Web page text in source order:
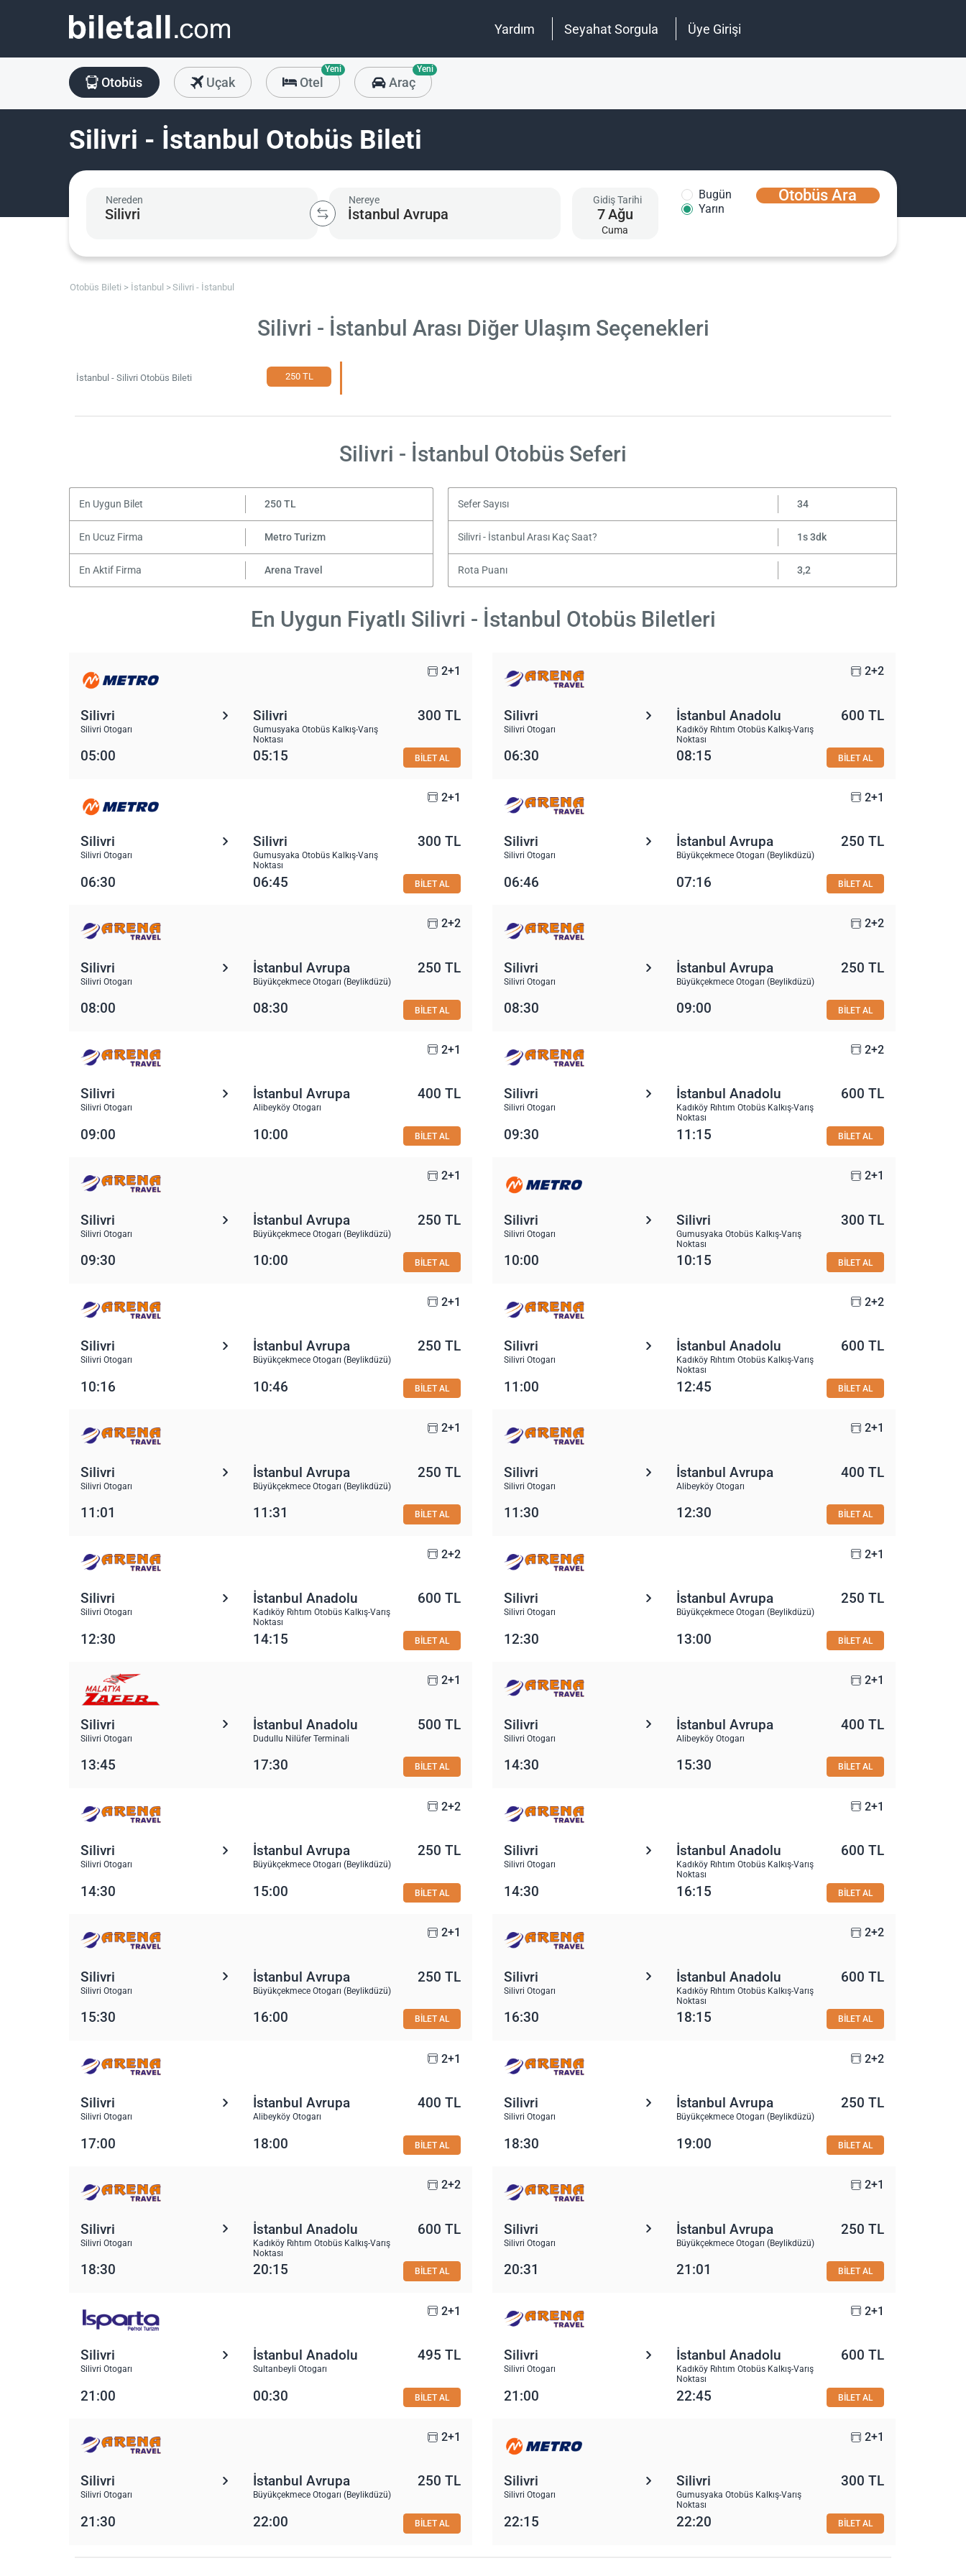
Yardım Seyahat Sorgula Üye Girişi
Otobüs Uçak Otel
Yeni
Araç
Yeni
Silivri - İstanbul Otobüs Bileti
Nereden Nereye Gidiş Tarihi
7Ağu
Cuma
Bugün
Yarın
Otobüs Ara
Otobüs Bileti İstanbul Silivri - İstanbul
Silivri - İstanbul Arası Diğer Ulaşım Seçenekleri
İstanbul - Silivri Otobüs Bileti 250 TL
Silivri - İstanbul Otobüs Seferi
En Uygun Bilet 250 TL Sefer Sayısı 34
En Ucuz Firma Metro Turizm Silivri - İstanbul Arası Kaç Saat? 1s 3dk
En Aktif Firma Arena Travel Rota Puanı 3,2
En Uygun Fiyatlı Silivri - İstanbul Otobüs Biletleri
2+1
Silivri
Silivri Otogarı
Silivri
Gumusyaka Otobüs Kalkış-Varış
Noktası
300 TL
05:00 05:15 BİLET AL
2+2
Silivri
Silivri Otogarı
İstanbul Anadolu
Kadıköy Rıhtım Otobüs Kalkış-Varış
Noktası
600 TL
06:30 08:15 BİLET AL
2+1
Silivri
Silivri Otogarı
Silivri
Gumusyaka Otobüs Kalkış-Varış
Noktası
300 TL
06:30 06:45 BİLET AL
2+1
Silivri
Silivri Otogarı
İstanbul Avrupa
Büyükçekmece Otogarı (Beylikdüzü)
250 TL
06:46 07:16 BİLET AL
2+2
Silivri
Silivri Otogarı
İstanbul Avrupa
Büyükçekmece Otogarı (Beylikdüzü)
250 TL
08:00 08:30 BİLET AL
2+2
Silivri
Silivri Otogarı
İstanbul Avrupa
Büyükçekmece Otogarı (Beylikdüzü)
250 TL
08:30 09:00 BİLET AL
2+1
Silivri
Silivri Otogarı
İstanbul Avrupa
Alibeyköy Otogarı
400 TL
09:00 10:00 BİLET AL
2+2
Silivri
Silivri Otogarı
İstanbul Anadolu
Kadıköy Rıhtım Otobüs Kalkış-Varış
Noktası
600 TL
09:30 11:15 BİLET AL
2+1
Silivri
Silivri Otogarı
İstanbul Avrupa
Büyükçekmece Otogarı (Beylikdüzü)
250 TL
09:30 10:00 BİLET AL
2+1
Silivri
Silivri Otogarı
Silivri
Gumusyaka Otobüs Kalkış-Varış
Noktası
300 TL
10:00 10:15 BİLET AL
2+1
Silivri
Silivri Otogarı
İstanbul Avrupa
Büyükçekmece Otogarı (Beylikdüzü)
250 TL
10:16 10:46 BİLET AL
2+2
Silivri
Silivri Otogarı
İstanbul Anadolu
Kadıköy Rıhtım Otobüs Kalkış-Varış
Noktası
600 TL
11:00 12:45 BİLET AL
2+1
Silivri
Silivri Otogarı
İstanbul Avrupa
Büyükçekmece Otogarı (Beylikdüzü)
250 TL
11:01 11:31 BİLET AL
2+1
Silivri
Silivri Otogarı
İstanbul Avrupa
Alibeyköy Otogarı
400 TL
11:30 12:30 BİLET AL
2+2
Silivri
Silivri Otogarı
İstanbul Anadolu
Kadıköy Rıhtım Otobüs Kalkış-Varış
Noktası
600 TL
12:30 14:15 BİLET AL
2+1
Silivri
Silivri Otogarı
İstanbul Avrupa
Büyükçekmece Otogarı (Beylikdüzü)
250 TL
12:30 13:00 BİLET AL
2+1
Silivri
Silivri Otogarı
İstanbul Anadolu
Dudullu Nilüfer Terminali
500 TL
13:45 17:30 BİLET AL
2+1
Silivri
Silivri Otogarı
İstanbul Avrupa
Alibeyköy Otogarı
400 TL
14:30 15:30 BİLET AL
2+2
Silivri
Silivri Otogarı
İstanbul Avrupa
Büyükçekmece Otogarı (Beylikdüzü)
250 TL
14:30 15:00 BİLET AL
2+1
Silivri
Silivri Otogarı
İstanbul Anadolu
Kadıköy Rıhtım Otobüs Kalkış-Varış
Noktası
600 TL
14:30 16:15 BİLET AL
2+1
Silivri
Silivri Otogarı
İstanbul Avrupa
Büyükçekmece Otogarı (Beylikdüzü)
250 TL
15:30 16:00 BİLET AL
2+2
Silivri
Silivri Otogarı
İstanbul Anadolu
Kadıköy Rıhtım Otobüs Kalkış-Varış
Noktası
600 TL
16:30 18:15 BİLET AL
2+1
Silivri
Silivri Otogarı
İstanbul Avrupa
Alibeyköy Otogarı
400 TL
17:00 18:00 BİLET AL
2+2
Silivri
Silivri Otogarı
İstanbul Avrupa
Büyükçekmece Otogarı (Beylikdüzü)
250 TL
18:30 19:00 BİLET AL
2+2
Silivri
Silivri Otogarı
İstanbul Anadolu
Kadıköy Rıhtım Otobüs Kalkış-Varış
Noktası
600 TL
18:30 20:15 BİLET AL
2+1
Silivri
Silivri Otogarı
İstanbul Avrupa
Büyükçekmece Otogarı (Beylikdüzü)
250 TL
20:31 21:01 BİLET AL
2+1
Silivri
Silivri Otogarı
İstanbul Anadolu
Sultanbeyli Otogarı
495 TL
21:00 00:30 BİLET AL
2+1
Silivri
Silivri Otogarı
İstanbul Anadolu
Kadıköy Rıhtım Otobüs Kalkış-Varış
Noktası
600 TL
21:00 22:45 BİLET AL
2+1
Silivri
Silivri Otogarı
İstanbul Avrupa
Büyükçekmece Otogarı (Beylikdüzü)
250 TL
21:30 22:00 BİLET AL
2+1
Silivri
Silivri Otogarı
Silivri
Gumusyaka Otobüs Kalkış-Varış
Noktası
300 TL
22:15 22:20 BİLET AL